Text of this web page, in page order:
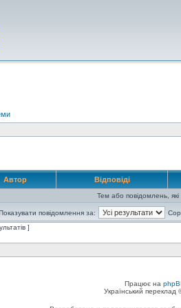
Автор Відповіді
Тем або повідомлень,
повідомлення за:
]
Працює на
Український